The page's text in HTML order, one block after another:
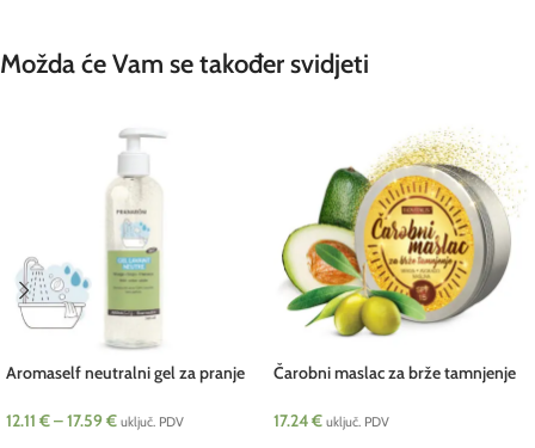
Možda će Vam se također svidjeti
Aromaself neutralni gel za pranje
12.11 €–17.59€ uključ. PDV
Čarobni maslac za brže tamnjenje
17.24€ uključ. PDV